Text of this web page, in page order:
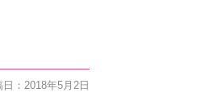
日：2018年5月2日